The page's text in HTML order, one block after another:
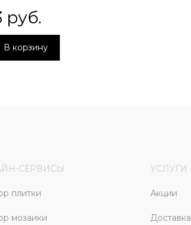
руб.
В корзину
СЕРВИСЫ
плитки
мозаики
УСЛУГИ
Акции
Доставка